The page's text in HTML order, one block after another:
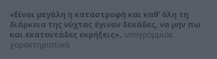
«Είναι μεγάλη η καταστροφή και καθ’ όλη τη
διάρκεια της νύχτας έγιναν δεκάδες, να μην πω
και εκατοντάδες εκρήξεις», υπογράμμισε
χαρακτηριστικά.